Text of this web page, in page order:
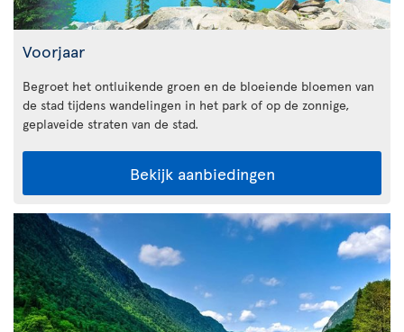
Voorjaar
Begroet het ontluikende groen en de bloeiende bloemen van
de stad tijdens wandelingen in het park of op de zonnige,
geplaveide straten van de stad.
Bekijk aanbiedingen